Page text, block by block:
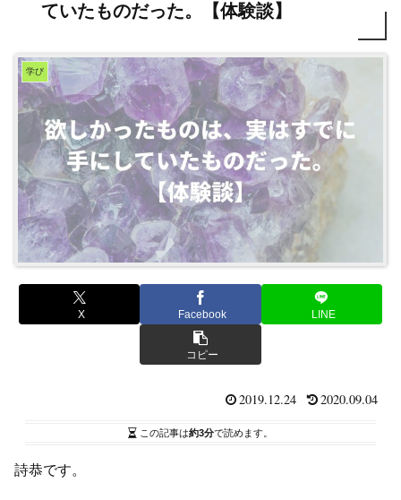
ていたものだった。【体験談】
学び
X Facebook LINE
コピー
2019.12.24 2020.09.04
この記事は約3分で読めます。
詩恭です。